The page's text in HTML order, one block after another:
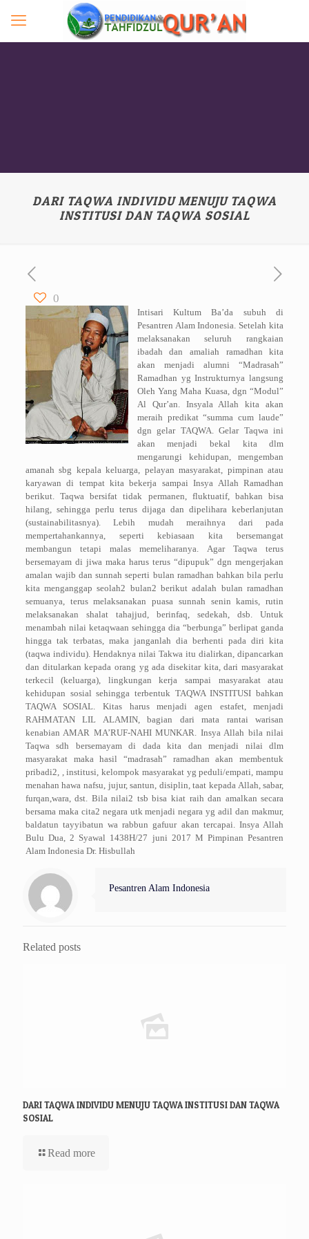
DARI TAQWA INDIVIDU MENUJU TAQWA
INSTITUSI DAN TAQWA SOSIAL
0
Intisari Kultum Ba’da subuh di
Pesantren Alam Indonesia. Setelah kita
melaksanakan seluruh rangkaian
ibadah dan amaliah ramadhan kita
akan menjadi alumni “Madrasah”
Ramadhan yg Instrukturnya langsung
Oleh Yang Maha Kuasa, dgn “Modul”
Al Qur’an. Insyala Allah kita akan
meraih predikat “summa cum laude”
dgn gelar TAQWA. Gelar Taqwa ini
akan menjadi bekal kita dlm
mengarungi kehidupan, mengemban
amanah sbg kepala keluarga, pelayan masyarakat, pimpinan atau
karyawan di tempat kita bekerja sampai Insya Allah Ramadhan
berikut. Taqwa bersifat tidak permanen, fluktuatif, bahkan bisa
hilang, sehingga perlu terus dijaga dan dipelihara keberlanjutan
(sustainabilitasnya). Lebih mudah meraihnya dari pada
mempertahankannya, seperti kebiasaan kita bersemangat
membangun tetapi malas memeliharanya. Agar Taqwa terus
bersemayam di jiwa maka harus terus “dipupuk” dgn mengerjakan
amalan wajib dan sunnah seperti bulan ramadhan bahkan bila perlu
kita menganggap seolah2 bulan2 berikut adalah bulan ramadhan
semuanya, terus melaksanakan puasa sunnah senin kamis, rutin
melaksanakan shalat tahajjud, berinfaq, sedekah, dsb. Untuk
menambah nilai ketaqwaan sehingga dia “berbunga” berlipat ganda
hingga tak terbatas, maka janganlah dia berhenti pada diri kita
(taqwa individu). Hendaknya nilai Takwa itu dialirkan, dipancarkan
dan ditularkan kepada orang yg ada disekitar kita, dari masyarakat
terkecil (keluarga), lingkungan kerja sampai masyarakat atau
kehidupan sosial sehingga terbentuk TAQWA INSTITUSI bahkan
TAQWA SOSIAL. Kitas harus menjadi agen estafet, menjadi
RAHMATAN LIL ALAMIN, bagian dari mata rantai warisan
kenabian AMAR MA’RUF-NAHI MUNKAR. Insya Allah bila nilai
Taqwa sdh bersemayam di dada kita dan menjadi nilai dlm
masyarakat maka hasil “madrasah” ramadhan akan membentuk
pribadi2, , institusi, kelompok masyarakat yg peduli/empati, mampu
menahan hawa nafsu, jujur, santun, disiplin, taat kepada Allah, sabar,
furqan,wara, dst. Bila nilai2 tsb bisa kiat raih dan amalkan secara
bersama maka cita2 negara utk menjadi negara yg adil dan makmur,
baldatun tayyibatun wa rabbun gafuur akan tercapai. Insya Allah
Bulu Dua, 2 Syawal 1438H/27 juni 2017 M Pimpinan Pesantren
Alam Indonesia Dr. Hisbullah
Pesantren Alam Indonesia
Related posts
DARI TAQWA INDIVIDU MENUJU TAQWA INSTITUSI DAN TAQWA
SOSIAL
Read more